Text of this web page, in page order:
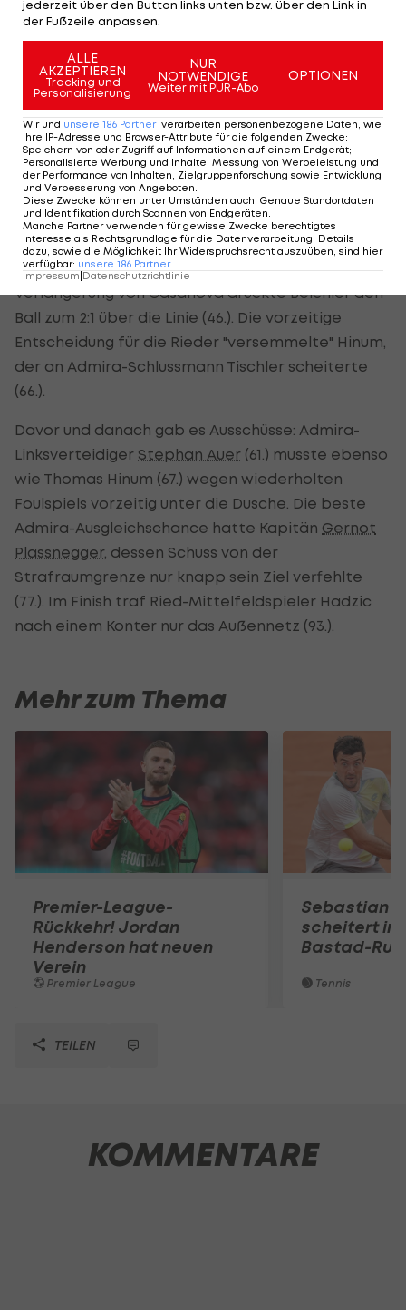
sofort auf Strafstoß, den Toth sicher zum
Ausgleich verwertete (42.). Der 24-jährige
Mittelfeldspieler hatte bereits zuletzt beim 1:2
gegen die Austria sowie beim 2:0-Heimsieg am
vergangenen Sonntag gegen Meister Sturm aus
Freistößen Treffer erzielt.
Rieder Blitzstart in Hälfte zwei
In Hälfte zwei dauerte es dann aber nicht einmal
eine Minute, bis Ried wieder in Führung ging. Nach
erneuter Vorarbeit von Hinum sowie Pass-
Verlängerung von Casanova drückte Beichler den
Ball zum 2:1 über die Linie (46.). Die vorzeitige
Entscheidung für die Rieder "versemmelte" Hinum,
der an Admira-Schlussmann Tischler scheiterte
(66.).
Davor und danach gab es Ausschüsse: Admira-
Linksverteidiger Stephan Auer (61.) musste ebenso
wie Thomas Hinum (67.) wegen wiederholten
Foulspiels vorzeitig unter die Dusche. Die beste
Admira-Ausgleichschance hatte Kapitän Gernot
Plassnegger, dessen Schuss von der
Strafraumgrenze nur knapp sein Ziel verfehlte
(77.). Im Finish traf Ried-Mittelfeldspieler Hadzic
nach einem Konter nur das Außennetz (93.).
Mehr zum Thema
Premier-League-
Rückkehr! Jordan
Henderson hat neuen
Verein
Premier League
Sebastian
scheitert in
Bastad-
Tennis
TEILEN
KOMMENTARE
jederzeit über den Button links unten bzw. über den Link in
der Fußzeile anpassen.
ALLE
AKZEPTIEREN
Tracking und
Personalisierung
NUR
NOTWENDIGE
Weiter mit PUR-Abo
OPTIONEN
Wir und unsere 186 Partner verarbeiten personenbezogene Daten, wie
Ihre IP-Adresse und Browser-Attribute für die folgenden Zwecke:
Speichern von oder Zugriff auf Informationen auf einem Endgerät;
Personalisierte Werbung und Inhalte, Messung von Werbeleistung und
der Performance von Inhalten, Zielgruppenforschung sowie Entwicklung
und Verbesserung von Angeboten
Diese Zwecke können unter Umständen auch: Genaue Standortdaten
und Identifikation durch Scannen von Endgeräten
Manche Partner verwenden für gewisse Zwecke berechtigtes
Interesse als Rechtsgrundlage für die Datenverarbeitung. Details
dazu, sowie die Möglichkeit Ihr Widerspruchsrecht auszuüben, sind hier
verfügbar: unsere 186 Partner
Impressum|Datenschutzrichtlinie